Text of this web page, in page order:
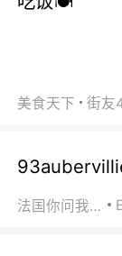
美食天下
法国你问我答